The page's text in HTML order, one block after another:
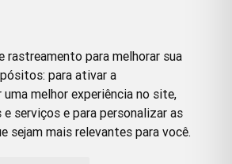
para melhorar sua
para ativar a
melhor experiência no site,
serviços e para personalizar as
sejam mais relevantes para você.
Twitter Pinterest